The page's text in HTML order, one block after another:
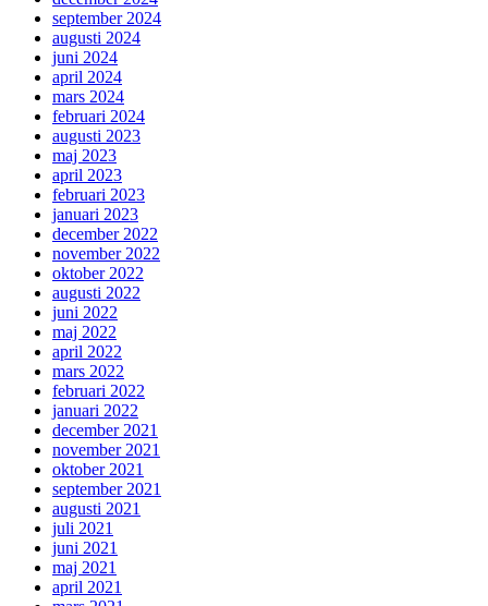
september 2024
augusti 2024
juni 2024
april 2024
mars 2024
februari 2024
augusti 2023
maj 2023
april 2023
februari 2023
januari 2023
december 2022
november 2022
oktober 2022
augusti 2022
juni 2022
maj 2022
april 2022
mars 2022
februari 2022
januari 2022
december 2021
november 2021
oktober 2021
september 2021
augusti 2021
juli 2021
juni 2021
maj 2021
april 2021